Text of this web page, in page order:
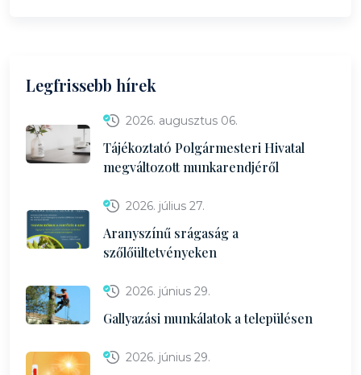
Legfrissebb hírek
2026. augusztus 06.
Tájékoztató Polgármesteri Hivatal
megváltozott munkarendjéről
2026. július 27.
Aranyszínű srágaság a
szőlőültetvényeken
2026. június 29.
Gallyazási munkálatok a településen
2026. június 29.